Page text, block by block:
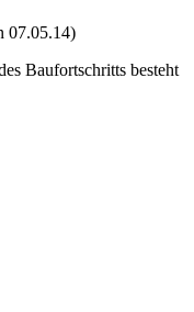
07.05.14)
Baufortschritts besteht